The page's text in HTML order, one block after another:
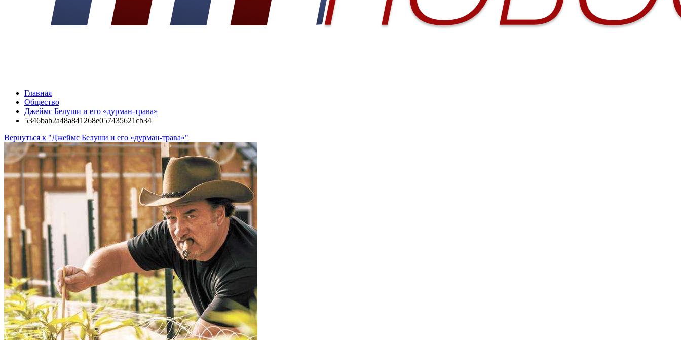
Главная
Общество
Джеймс Белуши и его «дурман-трава»
5346bab2a48a841268e057435621cb34
Вернуться к "Джеймс Белуши и его «дурман-трава»"